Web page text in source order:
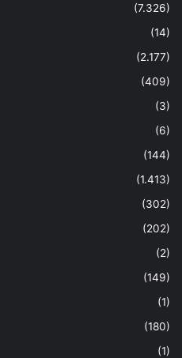
(7.326)
(14)
(2.177)
(409)
(3)
(6)
(144)
(1.413)
(302)
(202)
(2)
(149)
(1)
(180)
(1)